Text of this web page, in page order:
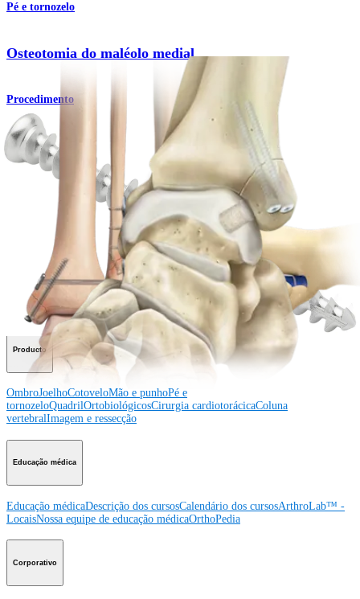
Pé e tornozelo
Osteotomia do maléolo medial
Procedimento
Como podemos ajudar?
Contacte um representante
Veja eventos, laboratórios e oportunidades educacionais
Inscreva-se para receber: O que há de novo na Arthrex?
Conecte-se conosco
Procedimento
OmbroJoelho CotoveloMão e punho
tornozeloQuadrilOrtobiológicosCirurgia cardiotorácicaColuna vertebral
Producto
OmbroJoelhoCotoveloMão e punhoPé e
tornozeloQuadrilOrtobiológicosCirurgia cardiotorácicaColuna
vertebralImagem e ressecção
Educação médica
Educação médicaDescrição dos cursosCalendário dos cursosArthroLab™ -
LocaisNossa equipe de educação médicaOrthoPedia
Corporativo